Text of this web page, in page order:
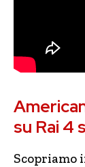
su Rai 4
Scopriamo